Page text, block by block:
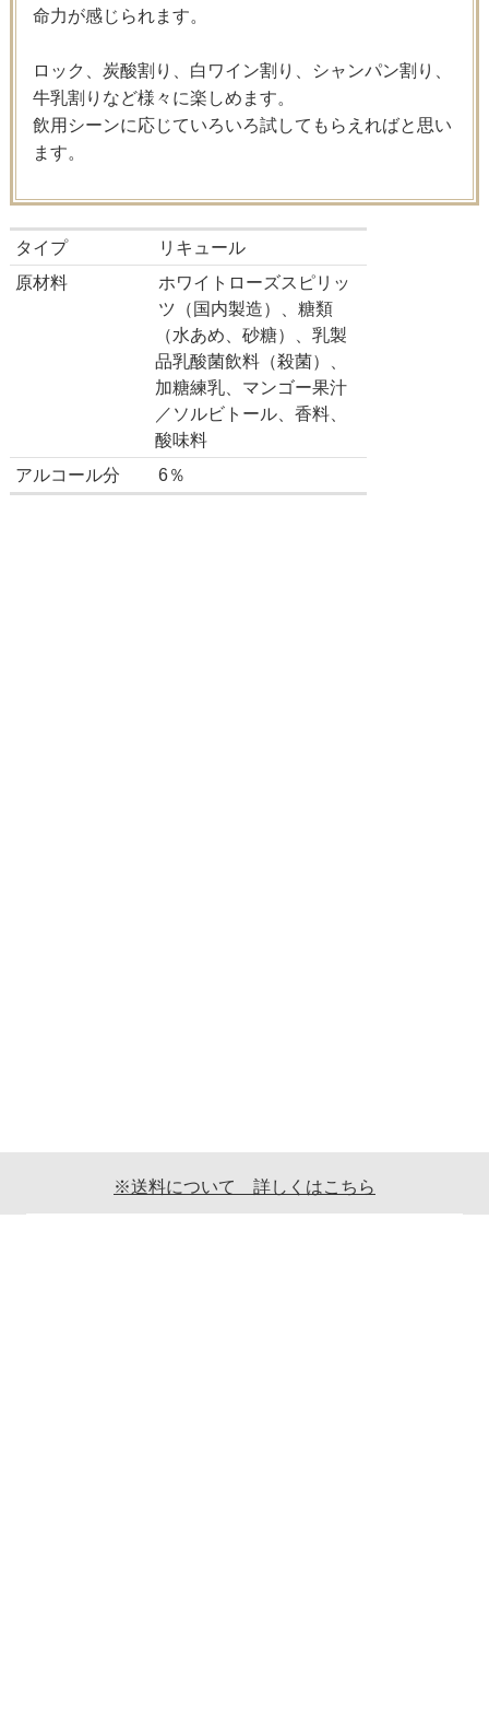
命力が感じられます。
ロック、炭酸割り、白ワイン割り、シャンパン割り、
牛乳割りなど様々に楽しめます。
飲用シーンに応じていろいろ試してもらえればと思い
ます。
タイプ
リキュール
原材料
ホワイトローズスピリッ
ツ（国内製造）、糖類
（水あめ、砂糖）、乳製
品乳酸菌飲料（殺菌）、
加糖練乳、マンゴー果汁
／ソルビトール、香料、
酸味料
アルコール分
6％
※送料について 詳しくはこちら